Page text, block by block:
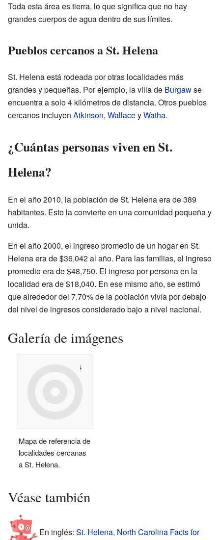
Toda esta área es tierra, lo que significa que no hay
grandes cuerpos de agua dentro de sus límites.
Pueblos cercanos a St. Helena
St. Helena está rodeada por otras localidades más
grandes y pequeñas. Por ejemplo, la villa de Burgawse
encuentra a solo 4 kilómetros de distancia. Otros pueblos
cercanos incluyen Atkinson, WallaceyWatha.
¿Cuántas personas viven en St.
Helena?
En el año 2010, la población de St. Helena era de 389
habitantes. Esto la convierte en una comunidad pequeña y
unida.
En el año 2000, el ingreso promedio de un hogar en St.
Helena era de $36,042 al año. Para las familias, el ingreso
promedio era de $48,750. El ingreso por persona en la
localidad era de $18,040. En ese mismo año, se estimó
que alrededor del 7.70% de la población vivía por debajo
del nivel de ingresos considerado bajo a nivel nacional.
Galería de imágenes
Mapa de referencia de
localidades cercanas
a St. Helena.
Véase también
En inglés: St. Helena, North Carolina Facts for